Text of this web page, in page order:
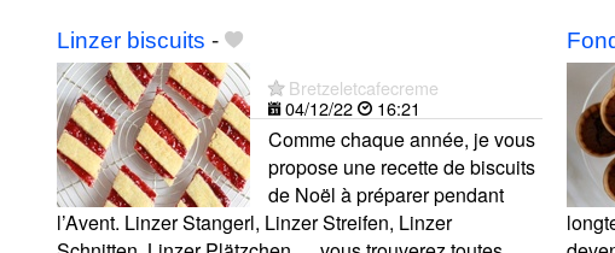
Linzer biscuits -
Bretzeletcafecreme
04/12/22
16:21
Comme chaque année, je vous
propose une recette de biscuits
de Noël à préparer pendant
l’Avent. Linzer Stangerl, Linzer Streifen, Linzer